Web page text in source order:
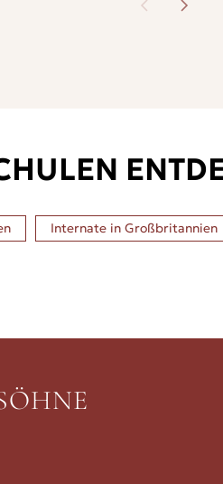
Internate in Großbritannien